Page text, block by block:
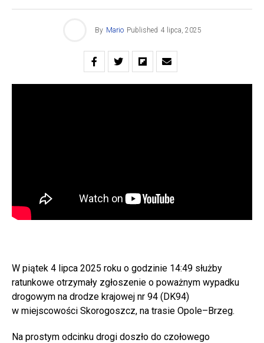
By Mario Published 4 lipca, 2025
W piątek 4 lipca 2025 roku o godzinie 14:49 służby
ratunkowe otrzymały zgłoszenie o poważnym wypadku
drogowym na drodze krajowej nr 94 (DK94)
w miejscowości Skorogoszcz, na trasie Opole–Brzeg.
Na prostym odcinku drogi doszło do czołowego